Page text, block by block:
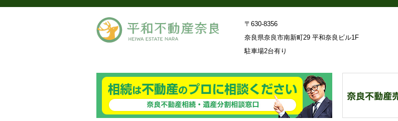
〒630-8356
奈良県奈良市南新町29 平和奈良ビル1F
駐車場2台有り